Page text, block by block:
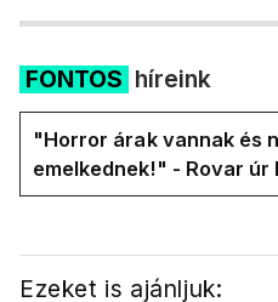
FONTOS híreink
"Horror árak vannak és
emelkednek!" - Rovar úr
oldalán lázadnak a
Ezeket is ajánljuk: